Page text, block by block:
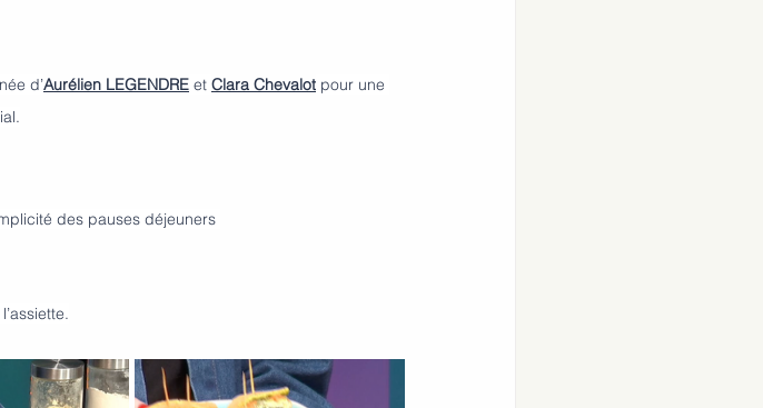
d’Aurélien LEGENDRE et Clara Chevalot pour une
des pauses déjeuners